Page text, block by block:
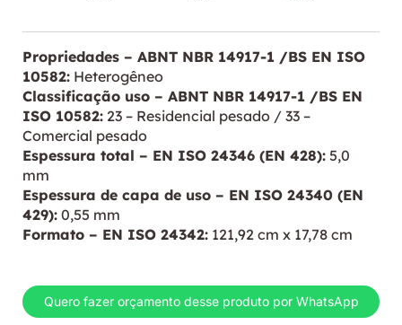
Propriedades – ABNT NBR 14917-1 /BS EN ISO
10582: Heterogêneo
Classificação uso – ABNT NBR 14917-1 /BS EN
ISO 10582: 23 – Residencial pesado / 33 –
Comercial pesado
Espessura total – EN ISO 24346 (EN 428): 5,0
mm
Espessura de capa de uso – EN ISO 24340 (EN
429): 0,55 mm
Formato – EN ISO 24342: 121,92 cm x 17,78 cm
Quero fazer orçamento desse produto por WhatsApp